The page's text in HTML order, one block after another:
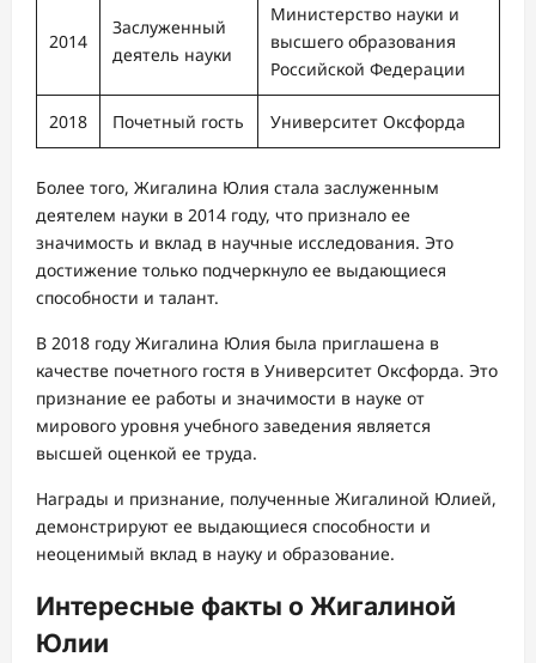
2014
Заслуженный
деятель науки
Министерство науки и
высшего образования
Российской Федерации
2018 Почетный гость Университет Оксфорда
Более того, Жигалина Юлия стала заслуженным
деятелем науки в 2014 году, что признало ее
значимость и вклад в научные исследования. Это
достижение только подчеркнуло ее выдающиеся
способности и талант.
В 2018 году Жигалина Юлия была приглашена в
качестве почетного гостя в Университет Оксфорда. Это
признание ее работы и значимости в науке от
мирового уровня учебного заведения является
высшей оценкой ее труда.
Награды и признание, полученные Жигалиной Юлией,
демонстрируют ее выдающиеся способности и
неоценимый вклад в науку и образование.
Интересные факты о Жигалиной
Юлии